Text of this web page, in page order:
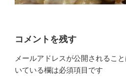
コメントを残す
メールアドレスが公開されること
いている欄は必須項目です